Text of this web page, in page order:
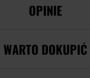
OPINIE
WARTO DOKUPIĆ